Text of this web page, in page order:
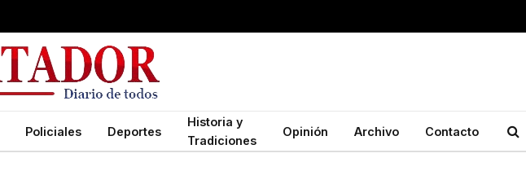
Policiales Deportes
Historia y
Tradiciones
Opinión Archivo Contacto